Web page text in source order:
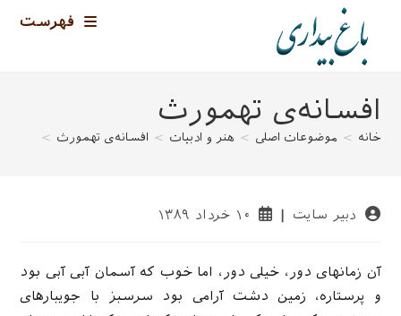
فهرست
افسانه‌ی تهمورث
خانه > موضوعات اصلی > هنر و ادبیات > افسانه‌ی تهمورث >
نویسندهٔدبیر سایت
نوشته
است:
۱۰ خرداد ۱۳۸۹
آن زمانهای دور، خیلی دور، اما خوب که آسمان آبی آبی بود
و پرستاره، زمین دشت آرامی بود سرسبز با جویبارهای